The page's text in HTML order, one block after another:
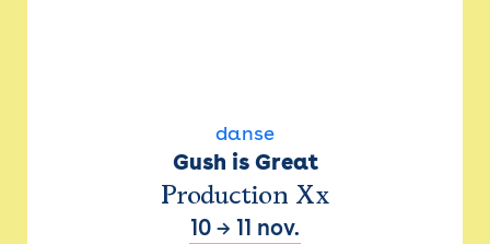
danse
Gush is Great
Production Xx
10 → 11 nov.